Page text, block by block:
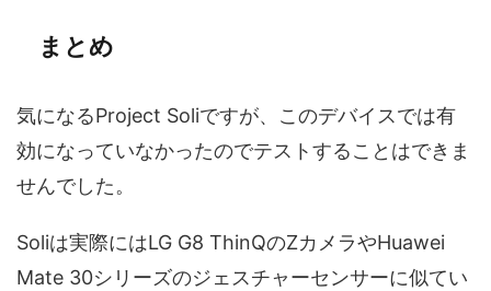
まとめ
気になるProject Soliですが、このデバイスでは有
効になっていなかったのでテストすることはできま
せんでした。
Soliは実際にはLG G8 ThinQのZカメラやHuawei
Mate 30シリーズのジェスチャーセンサーに似てい